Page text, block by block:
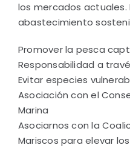
los mercados
abastecimiento
Promover la pesca
Responsabilidad a
Evitar especies
Asociación con el
Marina
Asociarnos con la
Mariscos para elevar